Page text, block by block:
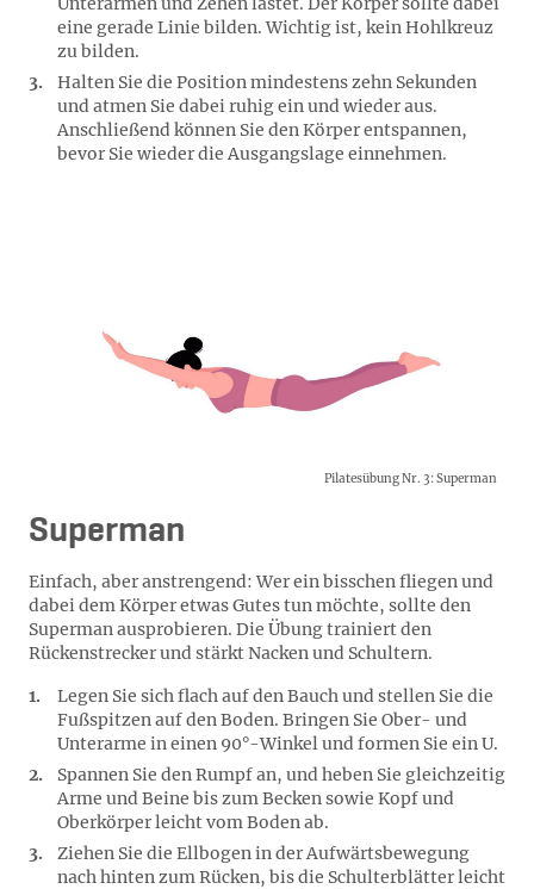
eine gerade Linie bilden. Wichtig ist, kein Hohlkreuz
zu bilden.
Halten Sie die Position mindestens zehn Sekunden
und atmen Sie dabei ruhig ein und wieder aus.
Anschließend können Sie den Körper entspannen,
bevor Sie wieder die Ausgangslage einnehmen.
Pilatesübung Nr. 3: Superman
Superman
Einfach, aber anstrengend: Wer ein bisschen fliegen und
dabei dem Körper etwas Gutes tun möchte, sollte den
Superman ausprobieren. Die Übung trainiert den
Rückenstrecker und stärkt Nacken und Schultern.
Legen Sie sich flach auf den Bauch und stellen Sie die
Fußspitzen auf den Boden. Bringen Sie Ober- und
Unterarme in einen 90°-Winkel und formen Sie ein U.
Spannen Sie den Rumpf an, und heben Sie gleichzeitig
Arme und Beine bis zum Becken sowie Kopf und
Oberkörper leicht vom Boden ab.
Ziehen Sie die Ellbogen in der Aufwärtsbewegung
nach hinten zum Rücken, bis die Schulterblätter leicht